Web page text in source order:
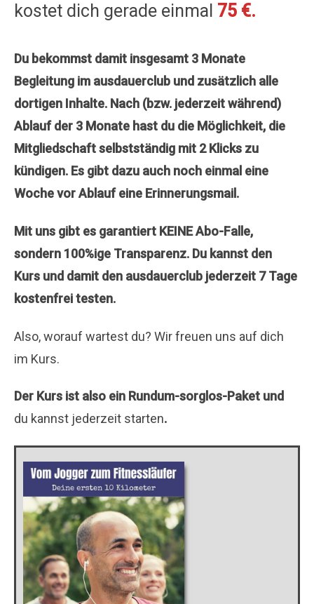
kostet dich gerade einmal 75 €.
Du bekommst damit insgesamt 3 Monate
Begleitung im ausdauerclub und zusätzlich alle
dortigen Inhalte. Nach (bzw. jederzeit während)
Ablauf der 3 Monate hast du die Möglichkeit, die
Mitgliedschaft selbstständig mit 2 Klicks zu
kündigen. Es gibt dazu auch noch einmal eine
Woche vor Ablauf eine Erinnerungsmail.
Mit uns gibt es garantiert KEINE Abo-Falle,
sondern 100%ige Transparenz. Du kannst den
Kurs und damit den ausdauerclub jederzeit 7 Tage
kostenfrei testen.
Also, worauf wartest du? Wir freuen uns auf dich
im Kurs.
Der Kurs ist also ein Rundum-sorglos-Paket und
du kannst jederzeit starten.